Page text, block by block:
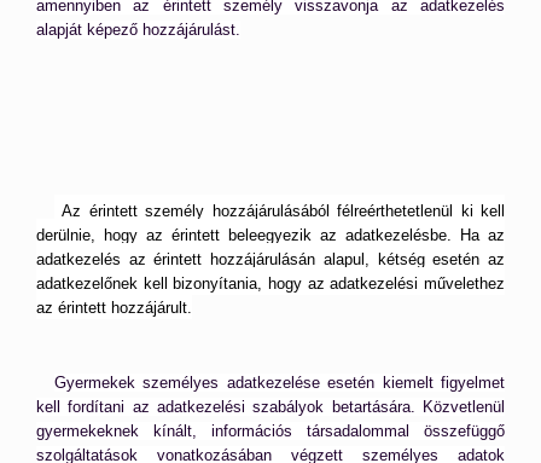
amennyiben az érintett személy visszavonja az adatkezelés
alapját képező hozzájárulást.
Az érintett személy hozzájárulásából félreérthetetlenül ki kell
derülnie, hogy az érintett beleegyezik az adatkezelésbe. Ha az
adatkezelés az érintett hozzájárulásán alapul, kétség esetén az
adatkezelőnek kell bizonyítania, hogy az adatkezelési művelethez
az érintett hozzájárult.
Gyermekek személyes adatkezelése esetén kiemelt figyelmet
kell fordítani az adatkezelési szabályok betartására. Közvetlenül
gyermekeknek kínált, információs társadalommal összefüggő
szolgáltatások vonatkozásában végzett személyes adatok